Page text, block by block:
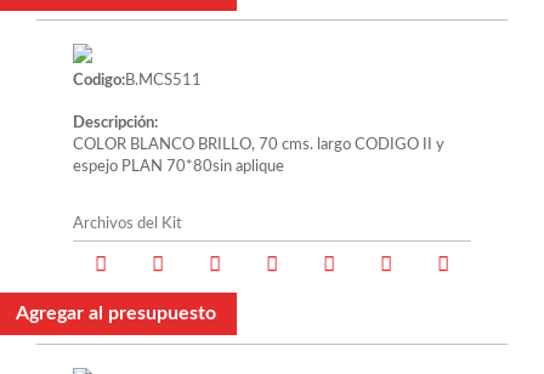
Codigo:B.MCS511
Descripción:
COLOR BLANCO BRILLO, 70 cms. largo CODIGO II y
espejo PLAN 70*80sin aplique
Archivos del Kit
Agregar al presupuesto